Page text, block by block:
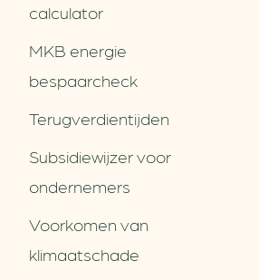
calculator
MKB energie
bespaarcheck
Terugverdien­tijden
Subsidiewijzer voor
ondernemers
Voorkomen van
klimaatschade